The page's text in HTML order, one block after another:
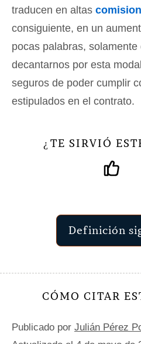
traducen en altas
consiguiente, en un
pocas palabras, solamente
decantarnos por esta
seguros de poder cumplir
estipulados en el contrato.
¿ TE SIRVIÓ
Definición
CÓMO CITAR
Publicado por Julián Pérez